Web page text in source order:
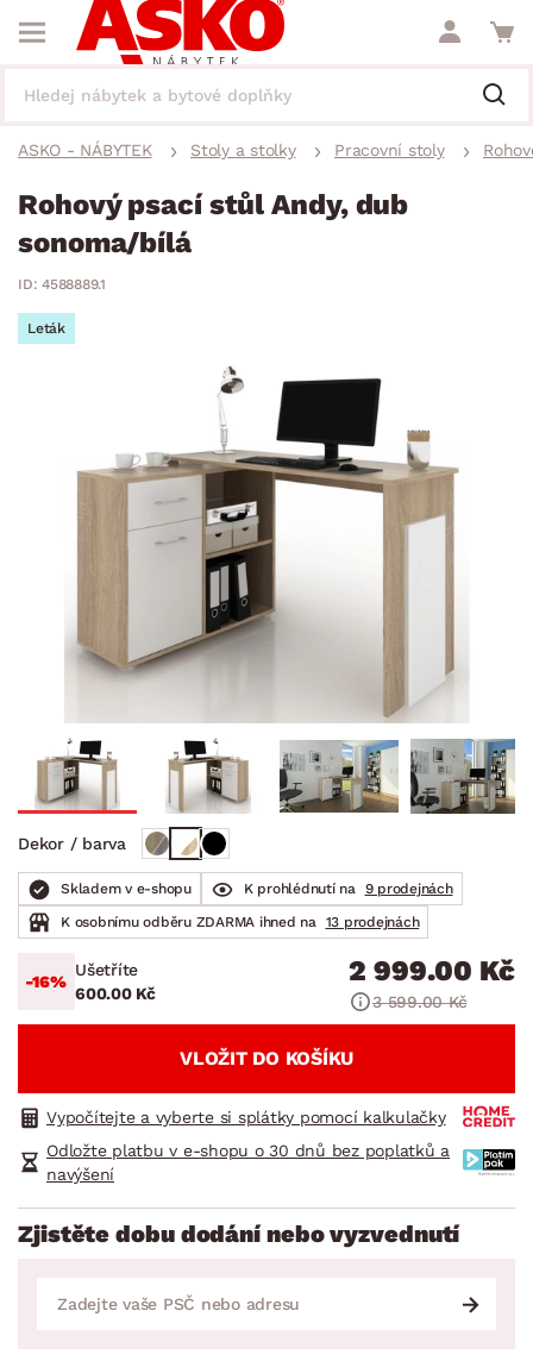
ASKO - NÁBYTEK Stoly a stolky Pracovní stoly
Rohový psací stůl Andy, dub
sonoma/bílá
ID: 4588889.1
Leták
Dekor / barva
Skladem v e-shopu K prohlédnutí na
9 prodejnách
K osobnímu odběru ZDARMA ihned na
13 prodejnách
-16%
Ušetříte
600.00 Kč
2 999.00 Kč
3 599.00 Kč
VLOŽIT DO KOŠÍKU
Vypočítejte a vyberte si splátky pomocí kalkulačky
Odložte platbu v e-shopu o 30 dnů bez poplatků a
navýšení
Zjistěte dobu dodání nebo vyzvednutí